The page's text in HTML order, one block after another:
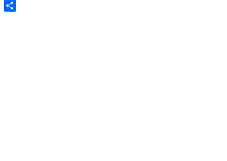
Twitter